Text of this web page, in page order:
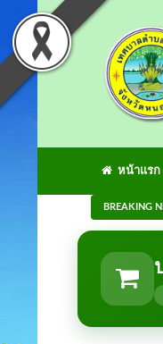
หน้าแรก
BREAKING